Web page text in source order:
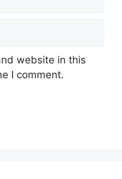
website in this
I comment.